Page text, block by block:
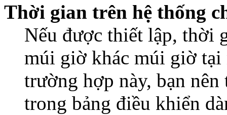
Thời gian trên hệ thống
Nếu được thiết lập, thời
múi giờ khác múi giờ tại
trường hợp này, bạn
trong bảng điều khiển